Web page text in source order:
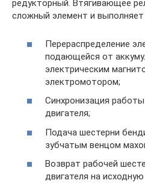
редукторный. Втягивающее
сложный элемент и выполняет
Перераспределение
подающейся от
электрическим
электромотором;
Синхронизация работы
двигателя;
Подача шестерни
зубчатым венцом
Возврат рабочей
двигателя на